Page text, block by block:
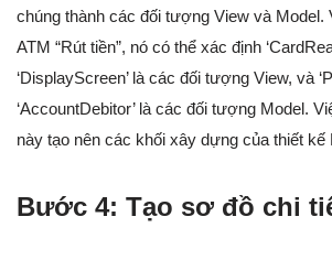
chúng thành các đối tượng View và Model.
ATM “Rút tiền”, nó có thể xác định
‘DisplayScreen’ là các đối tượng View, và
‘AccountDebitor’ là các đối tượng Model.
này tạo nên các khối xây dựng của thiết kế
Bước 4: Tạo sơ đồ chi